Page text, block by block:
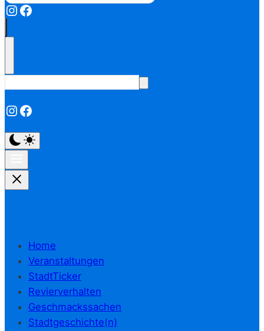
Instagram
Facebook
Instagram
Facebook
Home
Veranstaltungen
StadtTicker
Revierverhalten
Geschmackssachen
Stadtgeschichte(n)